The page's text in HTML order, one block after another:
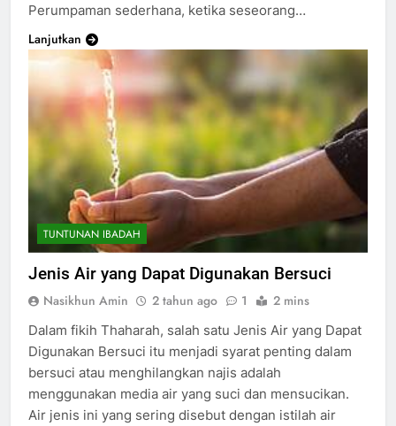
Perumpaman sederhana, ketika seseorang…
Lanjutkan
TUNTUNAN IBADAH
Jenis Air yang Dapat Digunakan Bersuci
Nasikhun Amin 2 tahun ago 1 2 mins
Dalam fikih Thaharah, salah satu Jenis Air yang Dapat
Digunakan Bersuci itu menjadi syarat penting dalam
bersuci atau menghilangkan najis adalah
menggunakan media air yang suci dan mensucikan.
Air jenis ini yang sering disebut dengan istilah air